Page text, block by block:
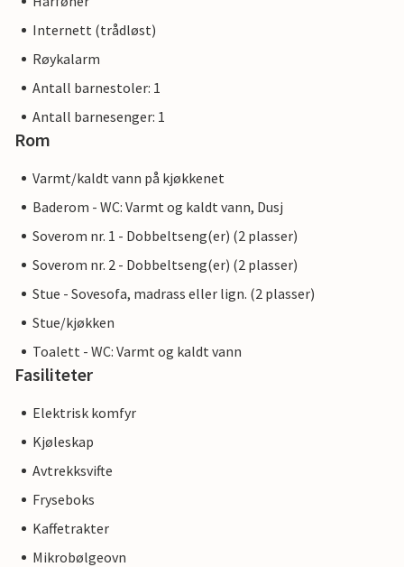
Internett (trådløst)
Røykalarm
Antall barnestoler: 1
Antall barnesenger: 1
Rom
Varmt/kaldt vann på kjøkkenet
Baderom - WC: Varmt og kaldt vann, Dusj
Soverom nr. 1 - Dobbeltseng(er) (2 plasser)
Soverom nr. 2 - Dobbeltseng(er) (2 plasser)
Stue - Sovesofa, madrass eller lign. (2 plasser)
Stue/kjøkken
Toalett - WC: Varmt og kaldt vann
Fasiliteter
Elektrisk komfyr
Kjøleskap
Avtrekksvifte
Fryseboks
Kaffetrakter
Mikrobølgeovn